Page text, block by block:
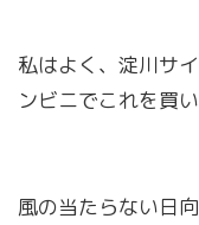
私はよく、淀川サ
ンビニでこれを買い
風の当たらない日